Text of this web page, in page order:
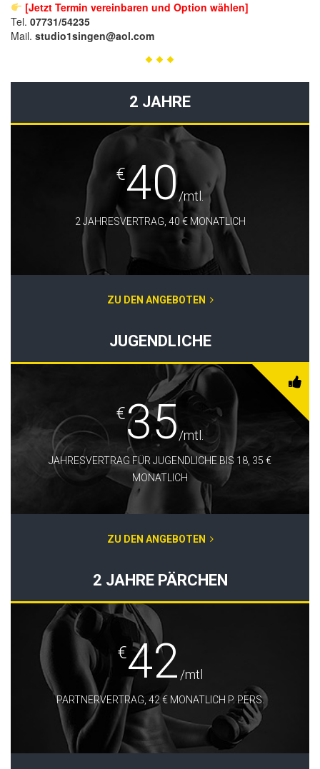
[Jetzt Termin vereinbaren und Option wählen]
Tel. 07731/54235
Mail. studio1singen@aol.com
2 JAHRE
€40/mtl.
2 JAHRESVERTRAG, 40 € MONATLICH
ZU DEN ANGEBOTEN
JUGENDLICHE
€35/mtl.
JAHRESVERTRAG FÜR JUGENDLICHE BIS 18, 35 €
MONATLICH
ZU DEN ANGEBOTEN
2 JAHRE PÄRCHEN
€42 /mtl
PARTNERVERTRAG, 42 € MONATLICH P. PERS.